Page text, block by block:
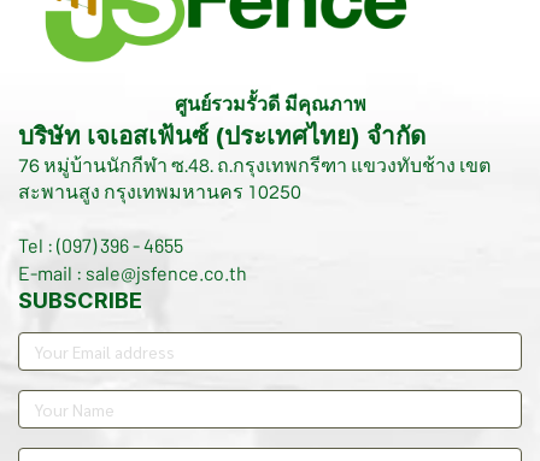
ศูนย์รวมรั้วดี มีคุณภาพ
บริษัท เจเอสเฟ้นซ์ (ประเทศไทย) จำกัด
76 หมู่บ้านนักกีฬา ซ.48. ถ.กรุงเทพกรีฑา แขวงทับช้าง เขต
สะพานสูง กรุงเทพมหานคร 10250
Tel : (097) 396 - 4655
E-mail : sale@jsfence.co.th
SUBSCRIBE